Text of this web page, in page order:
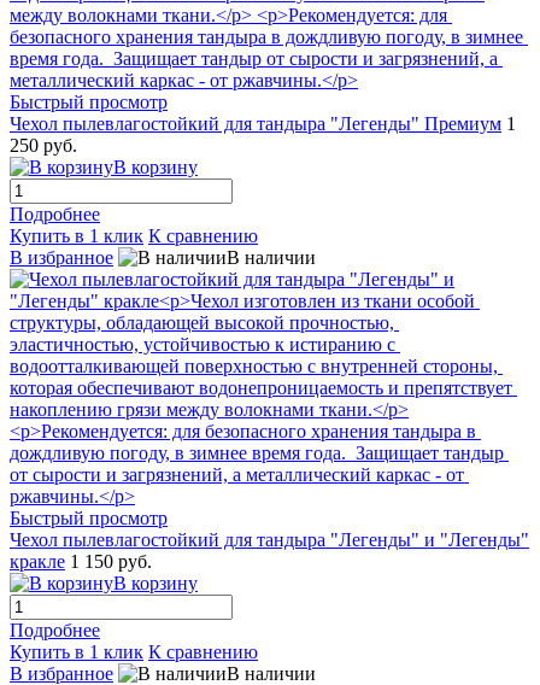
Быстрый просмотр
Чехол пылевлагостойкий для тандыра "Легенды" Премиум 1
250 руб.
В корзину
Подробнее
Купить в 1 клик К сравнению
В избранное
В наличии
Быстрый просмотр
Чехол пылевлагостойкий для тандыра "Легенды" и "Легенды"
кракле 1 150 руб.
В корзину
Подробнее
Купить в 1 клик К сравнению
В избранное
В наличии